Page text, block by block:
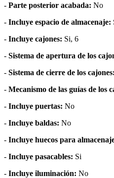
- Parte posterior acabada: No
- Incluye espacio de almacenaje:
- Incluye cajones: Si, 6
- Sistema de apertura de los
- Sistema de cierre de los cajones:
- Mecanismo de las guías de los
- Incluye puertas: No
- Incluye baldas: No
- Incluye huecos para
- Incluye pasacables: Si
- Incluye iluminación: No